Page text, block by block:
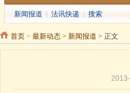
新闻报道 法讯快递 搜索
首页 > 最新动态 > 新闻报道 > 正文